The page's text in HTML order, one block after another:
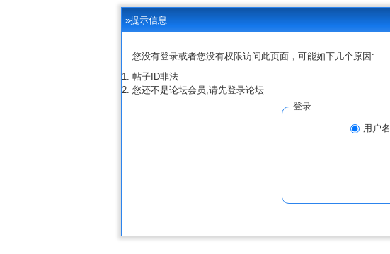
»提示信息
您没有登录或者您没有权限访问此页面，可能如下几个原因:
帖子ID非法
您还不是论坛会员,请先登录论坛
登录
用户名